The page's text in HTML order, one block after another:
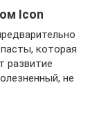
Icon
которая
развитие
не